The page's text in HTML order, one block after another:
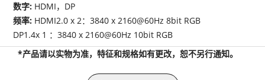
数字: HDMI，DP
频率: HDMI2.0 x 2：3840 x 2160@60Hz 8bit RGB
DP1.4x 1 ：3840 x 2160@60Hz 10bit RGB
*产品请以实物为准，特征和规格如有更改，恕不另行通知。